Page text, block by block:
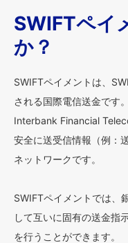
SWIFTペイ
か？
SWIFTペイメントは、
される国際電信送金です
Interbank Financial
安全に送受信情報（例：
ネットワークです。
SWIFTペイメントでは、
して互いに固有の送金指
を行うことができます。